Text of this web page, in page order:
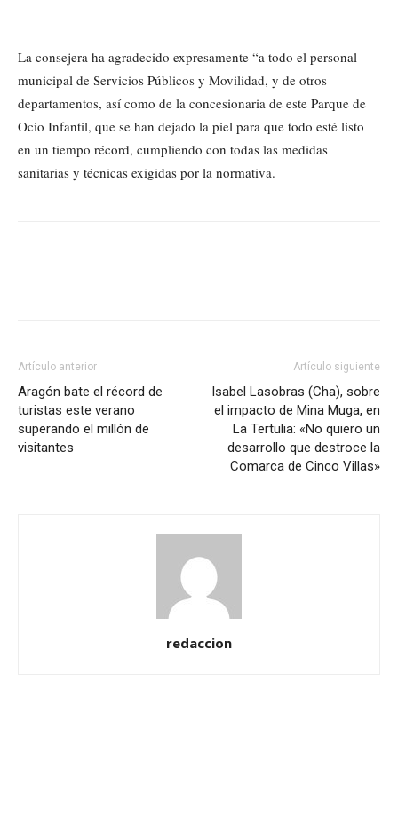
La consejera ha agradecido expresamente “a todo el personal
municipal de Servicios Públicos y Movilidad, y de otros
departamentos, así como de la concesionaria de este Parque de
Ocio Infantil, que se han dejado la piel para que todo esté listo
en un tiempo récord, cumpliendo con todas las medidas
sanitarias y técnicas exigidas por la normativa.
Artículo anterior
Aragón bate el récord de
turistas este verano
superando el millón de
visitantes
Artículo siguiente
Isabel Lasobras (Cha), sobre
el impacto de Mina Muga, en
La Tertulia: «No quiero un
desarrollo que destroce la
Comarca de Cinco Villas»
redaccion